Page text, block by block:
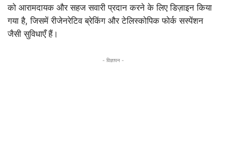
को आरामदायक और सहज सवारी प्रदान करने के लिए डिज़ाइन किया
गया है, जिसमें रीजेनरेटिव ब्रेकिंग और टेलिस्कोपिक फोर्क सस्पेंशन
जैसी सुविधाएँ हैं।
- विज्ञापन -